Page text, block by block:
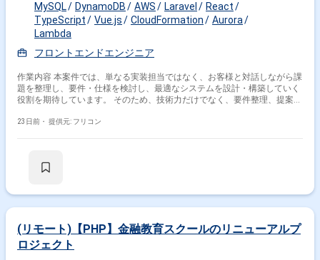
MySQL
DynamoDB AWS Laravel
React
TypeScript
Vue.js CloudFormation
Aurora
Lambda
フロントエンドエンジニア
作業内容 本案件では、単なる実装担当ではなく、お客様と対話しながら課
題を整理し、要件・仕様を検討し、最適なシステムを設計・構築していく
役割を期待しています。 そのため、技術力だけでなく、要件整理、提案
きる方を歓迎します。 イメージとしては、上流工程から顧客折衝まで担え
23日前・ 提供元: フリコン
(リモート)【PHP】金融教育スクールのリニューアルプ
ロジェクト